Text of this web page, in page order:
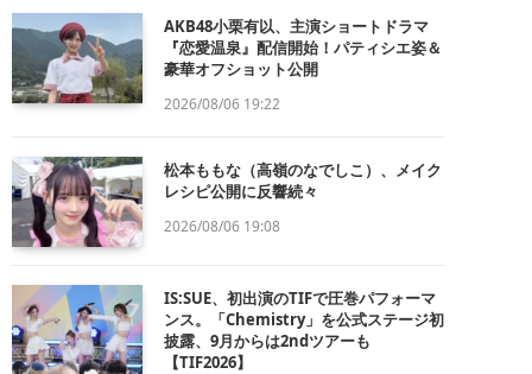
AKB48小栗有以、主演ショートドラマ
『恋愛温泉』配信開始！パティシエ姿＆
豪華オフショット公開
2026/08/06 19:22
松本ももな（高嶺のなでしこ）、メイク
レシピ公開に反響続々
2026/08/06 19:08
IS:SUE、初出演のTIFで圧巻パフォーマ
ンス。「Chemistry」を公式ステージ初
披露、9月からは2ndツアーも
【TIF2026】